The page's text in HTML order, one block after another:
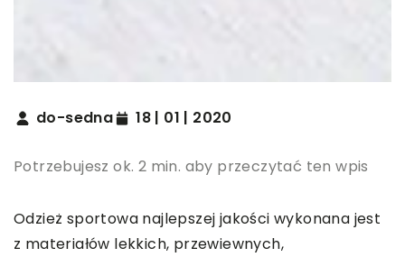
do-sedna 18 | 01 | 2020
Potrzebujesz ok. 2 min. aby przeczytać ten wpis
Odzież sportowa najlepszej jakości wykonana jest
z materiałów lekkich, przewiewnych,